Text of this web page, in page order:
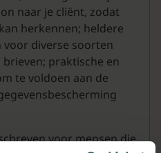
naar je cliënt, zodat
herkennen; heldere
diverse soorten
praktische en
te voldoen aan de
voor mensen die